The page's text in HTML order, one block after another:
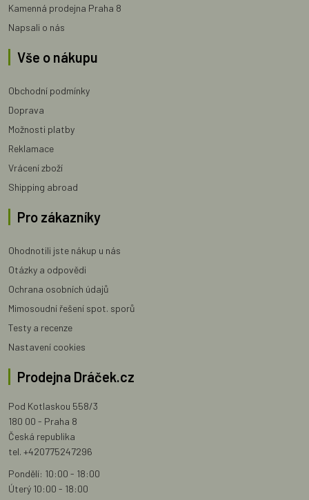
Kamenná prodejna Praha 8
Napsali o nás
Vše o nákupu
Obchodní podmínky
Doprava
Možnosti platby
Reklamace
Vrácení zboží
Shipping abroad
Pro zákazníky
Ohodnotili jste nákup u nás
Otázky a odpovědi
Ochrana osobních údajů
Mimosoudní řešení spot. sporů
Testy a recenze
Nastavení cookies
Prodejna Dráček.cz
Pod Kotlaskou 558/3
180 00 - Praha 8
Česká republika
tel. +420775247296
Pondělí: 10:00 - 18:00
Úterý 10:00 - 18:00